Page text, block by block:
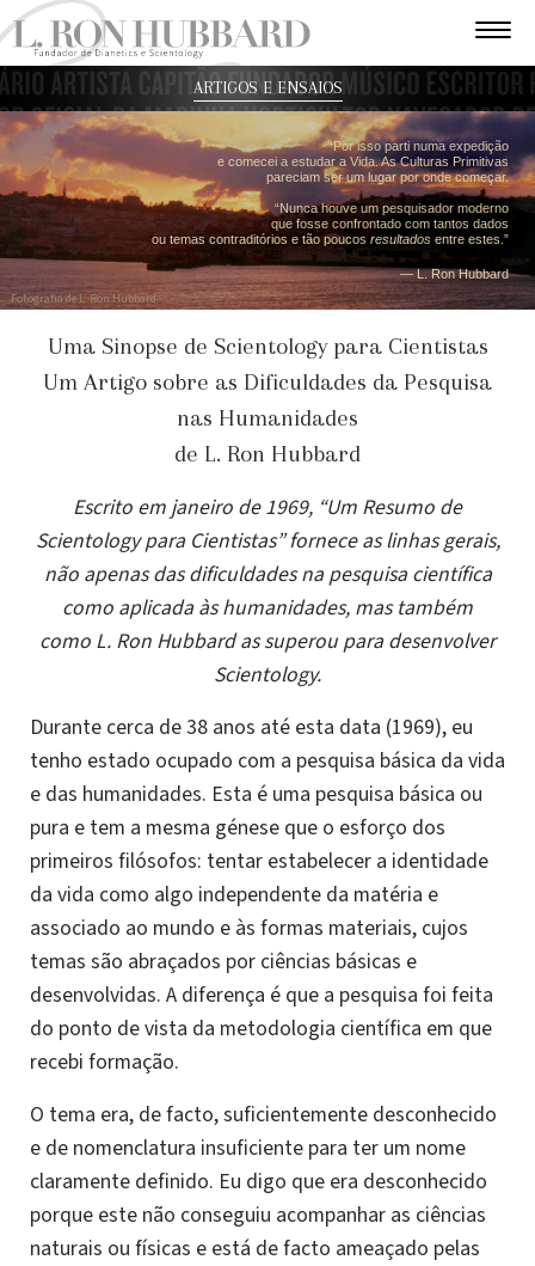
ARTIGOS E ENSAIOS
“Por isso parti numa expedição
e comecei a estudar a Vida. As Culturas Primitivas
pareciam ser um lugar por onde começar.
“Nunca houve um pesquisador moderno
que fosse confrontado com tantos dados
ou temas contraditórios e tão poucos resultadosentre estes.”
— L. Ron Hubbard
Fotografia de L. Ron Hubbard
Uma Sinopse de Scientology para Cientistas
Um Artigo sobre as Dificuldades da Pesquisa
nas Humanidades
de L. Ron Hubbard
Escrito em janeiro de 1969, “Um Resumo de
Scientology para Cientistas” fornece as linhas gerais,
não apenas das dificuldades na pesquisa científica
como aplicada às humanidades, mas também
como L. Ron Hubbard as superou para desenvolver
Scientology.
Durante cerca de 38 anos até esta data (1969), eu
tenho estado ocupado com a pesquisa básica da vida
e das humanidades. Esta é uma pesquisa básica ou
pura e tem a mesma génese que o esforço dos
primeiros filósofos: tentar estabelecer a identidade
da vida como algo independente da matéria e
associado ao mundo e às formas materiais, cujos
temas são abraçados por ciências básicas e
desenvolvidas. A diferença é que a pesquisa foi feita
do ponto de vista da metodologia científica em que
recebi formação.
O tema era, de facto, suficientemente desconhecido
e de nomenclatura insuficiente para ter um nome
claramente definido. Eu digo que era desconhecido
porque este não conseguiu acompanhar as ciências
naturais ou físicas e está de facto ameaçado pelas